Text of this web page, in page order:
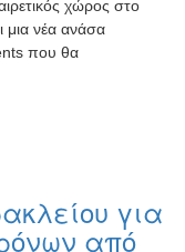
χώρος στο
μια νέα ανάσα
που θα
για
από